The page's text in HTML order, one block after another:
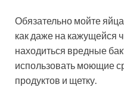
Обязательно мойте
как даже на кажущейся
находиться вредные
использовать моющие
продуктов и щетку.